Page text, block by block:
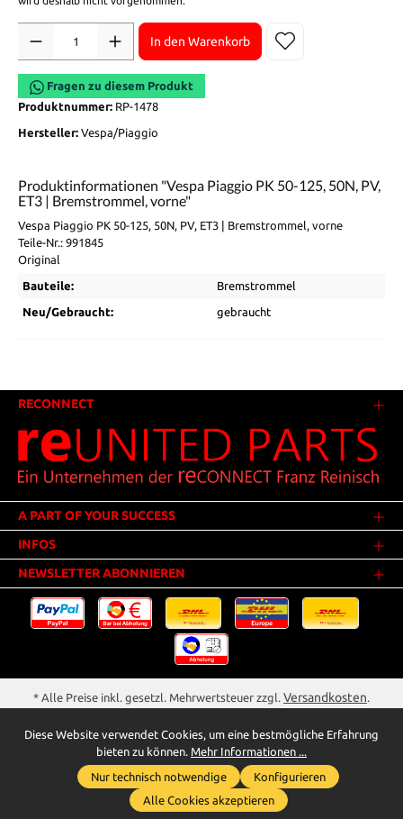
In den Warenkorb
Fragen zu diesem Produkt
Produktnummer: RP-1478
Hersteller: Vespa/Piaggio
Produktinformationen "Vespa Piaggio PK 50-125, 50N, PV,
ET3 | Bremstrommel, vorne"
Vespa Piaggio PK 50-125, 50N, PV, ET3 | Bremstrommel, vorne
Teile-Nr.: 991845
Original
Bauteile: Bremstrommel
Neu/Gebraucht: gebraucht
RECONNECT
A PART OF YOUR SUCCESS
INFOS
NEWSLETTER ABONNIEREN
* Alle Preise inkl. gesetzl. Mehrwertsteuer zzgl. Versandkosten.
** Der Verkauf unterliegt der Differenzbesteuerung gem. § 25a UStG
(Gebrauchtgegenstände/Sonderregelung). Ein gesonderter Ausweis der
Umsatzsteuer bei gebrauchten oder wiederaufbereiteten Gegenständen
wird deshalb nicht vorgenommen.
reunited-parts.com
Whatsapp für Anfragen
Diese Website verwendet Cookies, um eine bestmögliche Erfahrung
bieten zu können. Mehr Informationen ...
Nur technisch notwendige
Konfigurieren
Alle Cookies akzeptieren